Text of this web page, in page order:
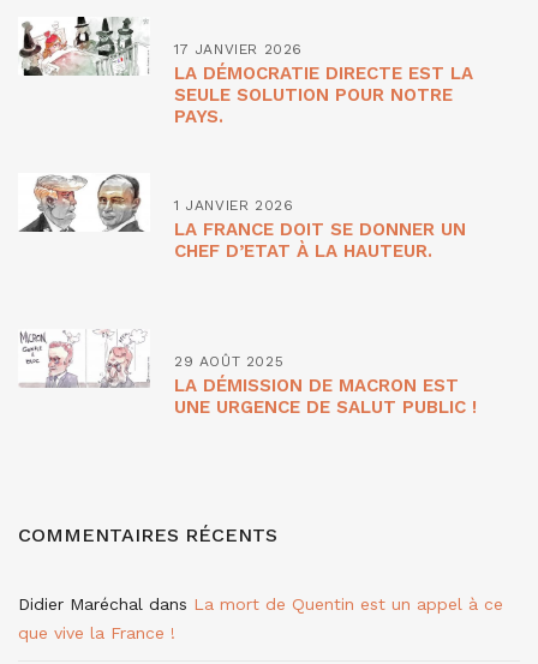
17 JANVIER 2026
LA DÉMOCRATIE DIRECTE EST LA
SEULE SOLUTION POUR NOTRE
PAYS.
1 JANVIER 2026
LA FRANCE DOIT SE DONNER UN
CHEF D’ETAT À LA HAUTEUR.
29 AOÛT 2025
LA DÉMISSION DE MACRON EST
UNE URGENCE DE SALUT PUBLIC !
COMMENTAIRES RÉCENTS
Didier Maréchal dans La mort de Quentin est un appel à ce
que vive la France !